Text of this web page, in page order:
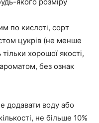
по кислоті, сорт
цукрів (не менше
хорошої якості,
без ознак
додавати воду або
не більше 10%